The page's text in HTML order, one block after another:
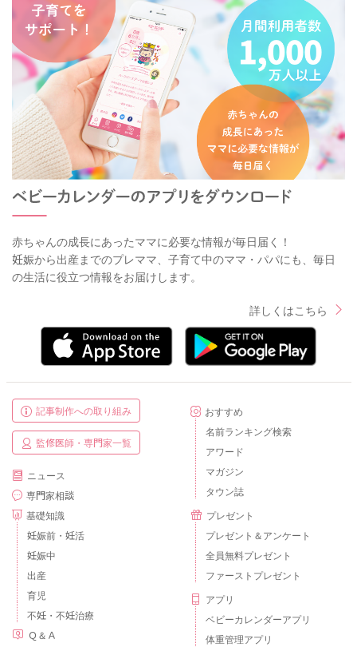
赤ちゃんの成長にあったママに必要な情報が毎日届く！
妊娠から出産までのプレママ、子育て中のママ・パパにも、毎日
の生活に役立つ情報をお届けします。
詳しくはこちら
記事制作への取り組み
監修医師・専門家一覧
ニュース
専門家相談
基礎知識
妊娠前・妊活
妊娠中
出産
育児
不妊・不妊治療
Ｑ＆Ａ
おすすめ
名前ランキング検索
アワード
マガジン
タウン誌
プレゼント
プレゼント＆アンケート
全員無料プレゼント
ファーストプレゼント
アプリ
ベビーカレンダーアプリ
体重管理アプリ